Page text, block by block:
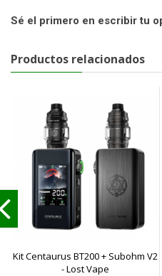
Sé el primero en escribir tu
Productos relacionados
Kit Centaurus BT200 + Subohm V2
- Lost Vape